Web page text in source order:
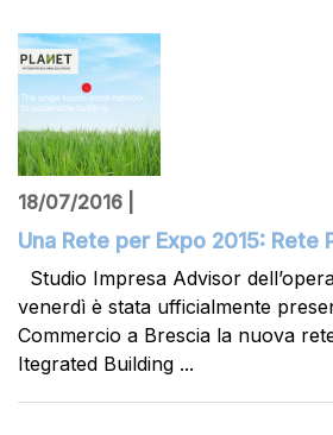
18/07/2016 |
Una Rete per Expo 2015: Rete
Studio Impresa Advisor
venerdì è stata ufficialmente
Commercio a Brescia la nuova
Itegrated Building ...